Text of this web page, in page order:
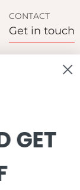
CONTACT
Get in touch
Contact us
Become a retailer
WHY CHOOSE
기능성과 품